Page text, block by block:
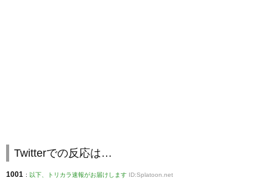
Twitterでの反応は…
1001 : 以下、トリカラ速報がお届けします ID:Splatoon.net